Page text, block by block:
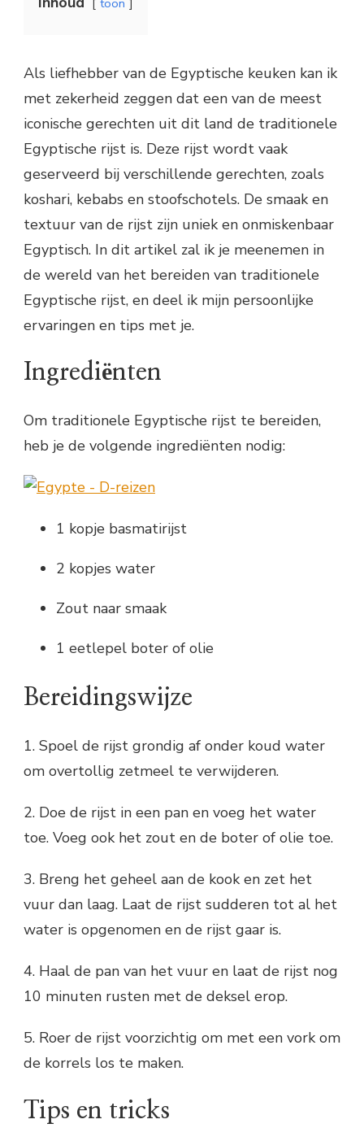
Als liefhebber van de Egyptische keuken kan ik
met zekerheid zeggen dat een van de meest
iconische gerechten uit dit land de traditionele
Egyptische rijst is. Deze rijst wordt vaak
geserveerd bij verschillende gerechten, zoals
koshari, kebabs en stoofschotels. De smaak en
textuur van de rijst zijn uniek en onmiskenbaar
Egyptisch. In dit artikel zal ik je meenemen in
de wereld van het bereiden van traditionele
Egyptische rijst, en deel ik mijn persoonlijke
ervaringen en tips met je.
Ingrediënten
Om traditionele Egyptische rijst te bereiden,
heb je de volgende ingrediënten nodig:
1 kopje basmatirijst
2 kopjes water
Zout naar smaak
1 eetlepel boter of olie
Bereidingswijze
1. Spoel de rijst grondig af onder koud water
om overtollig zetmeel te verwijderen.
2. Doe de rijst in een pan en voeg het water
toe. Voeg ook het zout en de boter of olie toe.
3. Breng het geheel aan de kook en zet het
vuur dan laag. Laat de rijst sudderen tot al het
water is opgenomen en de rijst gaar is.
4. Haal de pan van het vuur en laat de rijst nog
10 minuten rusten met de deksel erop.
5. Roer de rijst voorzichtig om met een vork om
de korrels los te maken.
Tips en tricks